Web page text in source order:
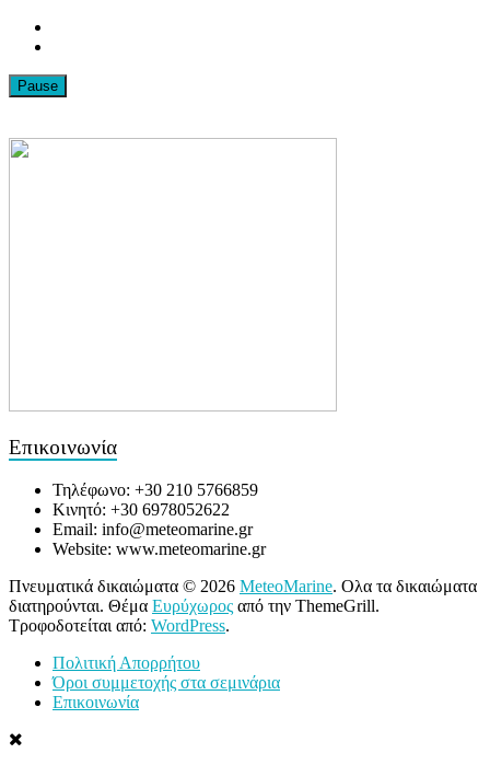
Pause
Επικοινωνία
Τηλέφωνο: +30 210 5766859
Κινητό: +30 6978052622
Email: info@meteomarine.gr
Website: www.meteomarine.gr
Πνευματικά δικαιώματα © 2026 MeteoMarine. Ολα τα δικαιώματα
διατηρούνται. Θέμα Ευρύχωρος από την ThemeGrill.
Τροφοδοτείται από: WordPress.
Πολιτική Απορρήτου
Όροι συμμετοχής στα σεμινάρια
Επικοινωνία